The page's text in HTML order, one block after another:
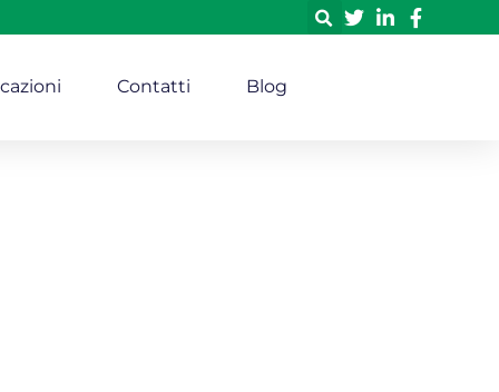
Contatti Blog